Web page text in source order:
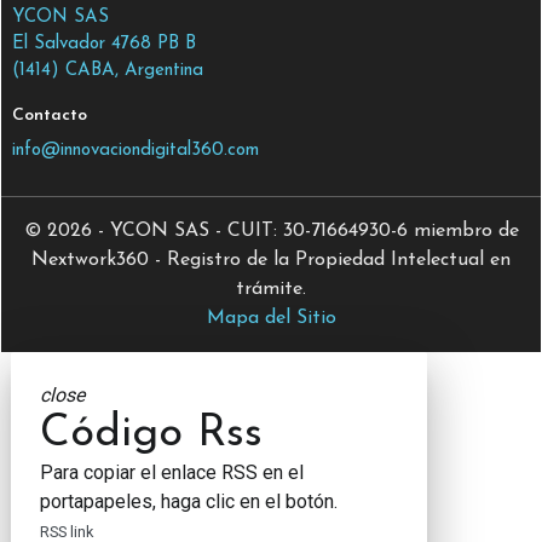
YCON SAS
El Salvador 4768 PB B
(1414) CABA, Argentina
Contacto
info@innovaciondigital360.com
© 2026 - YCON SAS - CUIT: 30-71664930-6 miembro de
Nextwork360 - Registro de la Propiedad Intelectual en
trámite.
Mapa del Sitio
close
Código Rss
Para copiar el enlace RSS en el
portapapeles, haga clic en el botón.
RSS link